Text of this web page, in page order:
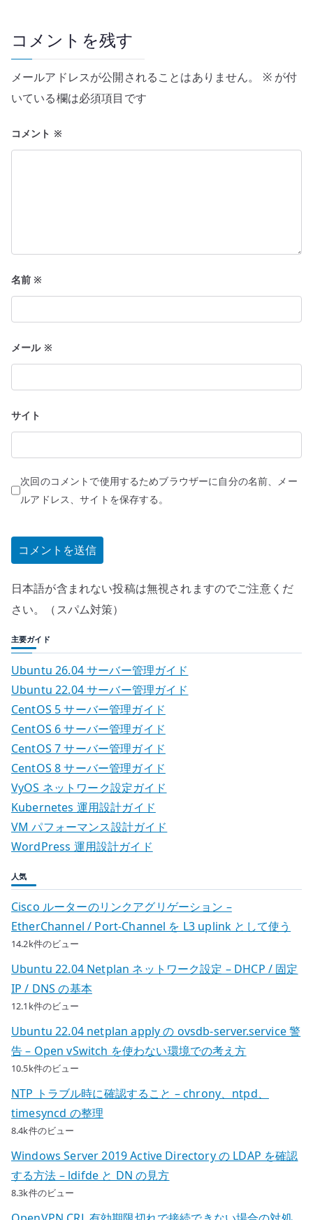
ー
シ
ョ
ン
コメントを残す
メールアドレスが公開されることはありません。 ※が付
いている欄は必須項目です
コメント ※
名前※
メール ※
サイト
次回のコメントで使用するためブラウザーに自分の名前、メー
ルアドレス、サイトを保存する。
日本語が含まれない投稿は無視されますのでご注意くだ
さい。（スパム対策）
主要ガイド
Ubuntu 26.04 サーバー管理ガイド
Ubuntu 22.04 サーバー管理ガイド
CentOS 5 サーバー管理ガイド
CentOS 6 サーバー管理ガイド
CentOS 7 サーバー管理ガイド
CentOS 8 サーバー管理ガイド
VyOS ネットワーク設定ガイド
Kubernetes 運用設計ガイド
VM パフォーマンス設計ガイド
WordPress 運用設計ガイド
人気
Cisco ルーターのリンクアグリゲーション –
EtherChannel / Port-Channel を L3 uplink として使う
14.2k件のビュー
Ubuntu 22.04 Netplan ネットワーク設定 – DHCP / 固定
IP / DNS の基本
12.1k件のビュー
Ubuntu 22.04 netplan apply の ovsdb-server.service 警
告 – Open vSwitch を使わない環境での考え方
10.5k件のビュー
NTP トラブル時に確認すること – chrony、ntpd、
timesyncd の整理
8.4k件のビュー
Windows Server 2019 Active Directory の LDAP を確認
する方法 – ldifde と DN の見方
8.3k件のビュー